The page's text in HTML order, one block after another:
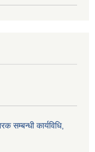
सम्बन्धी कार्यविधि,